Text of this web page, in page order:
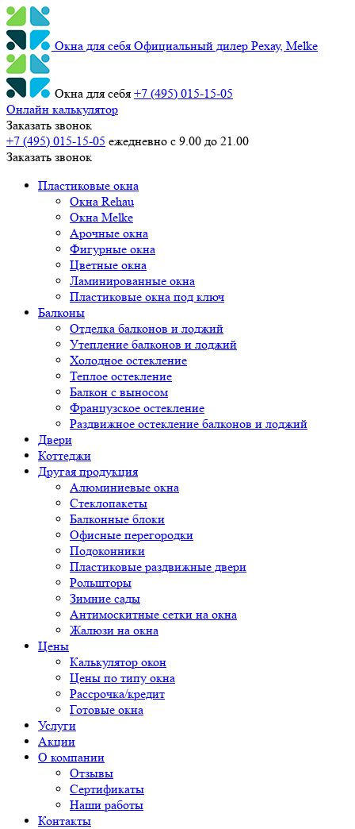
Окна для себя Официальный дилер Рехау, Melke
Окна для себя +7 (495) 015-15-05
Онлайн калькулятор
Заказать звонок
+7 (495) 015-15-05 ежедневно с 9.00 до 21.00
Заказать звонок
Пластиковые окна
Окна Rehau
Окна Melke
Арочные окна
Фигурные окна
Цветные окна
Ламинированные окна
Пластиковые окна под ключ
Балконы
Отделка балконов и лоджий
Утепление балконов и лоджий
Холодное остекление
Теплое остекление
Балкон с выносом
Французское остекление
Раздвижное остекление балконов и лоджий
Двери
Коттеджи
Другая продукция
Алюминиевые окна
Стеклопакеты
Балконные блоки
Офисные перегородки
Подоконники
Пластиковые раздвижные двери
Рольшторы
Зимние сады
Антимоскитные сетки на окна
Жалюзи на окна
Цены
Калькулятор окон
Цены по типу окна
Рассрочка/кредит
Готовые окна
Услуги
Акции
О компании
Отзывы
Сертификаты
Наши работы
Контакты